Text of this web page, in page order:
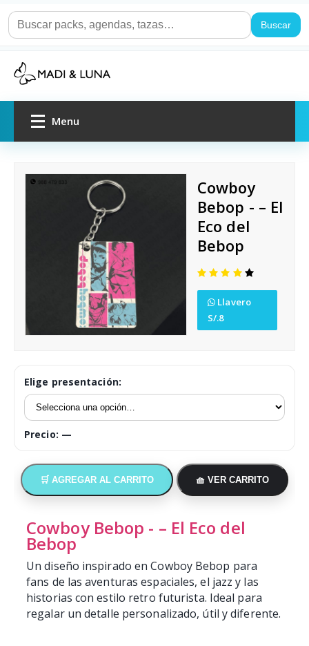
Buscar
Menu
Packs de regalo
Por ocasión
Agendas y cuadernos
Tazas y accesorios
Cómo comprar
Opiniones
Arma tu pack
Cowboy
Bebop - – El
Eco del
Bebop
Llavero
S/.8
Elige presentación:
Precio: —
🛒 AGREGAR AL CARRITO 🧺 VER CARRITO
Cowboy Bebop - – El Eco del
Bebop
Un diseño inspirado en Cowboy Bebop para
fans de las aventuras espaciales, el jazz y las
historias con estilo retro futurista. Ideal para
regalar un detalle personalizado, útil y diferente.